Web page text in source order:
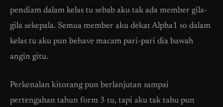
pendiam dalam kelas tu sebab aku tak ada member gila-
gila sekepala. Semua member aku dekat Alpha1 so dalam
kelas tu aku pun behave macam pari-pari dia bawah
angin gitu.
Perkenalan kitorang pun berlanjutan sampai
pertengahan tahun form 3 tu, tapi aku tak tahu pun